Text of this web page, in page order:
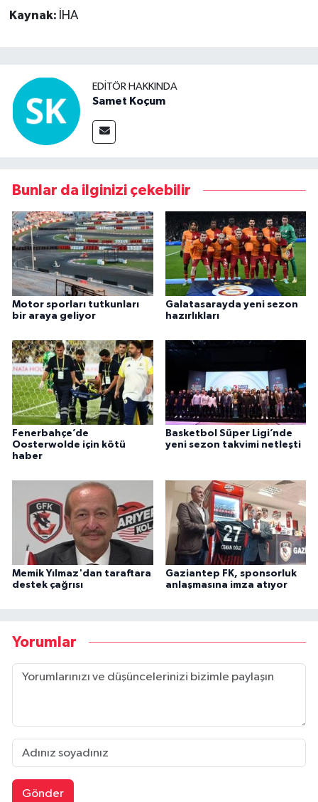
Kaynak: İHA
EDITÖR HAKKINDA
Samet Koçum
Bunlar da ilginizi çekebilir
Motor sporları tutkunları
bir araya geliyor
Galatasarayda yeni sezon
hazırlıkları
Fenerbahçe’de
Oosterwolde için kötü
haber
Basketbol Süper Ligi’nde
yeni sezon takvimi netleşti
Memik Yılmaz'dan taraftara
destek çağrısı
Gaziantep FK, sponsorluk
anlaşmasına imza atıyor
Yorumlar
Gönder